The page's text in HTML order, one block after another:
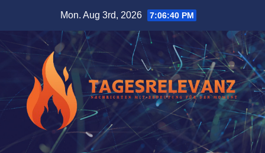
content
Mon. Aug 3rd, 2026 7:06:41 PM